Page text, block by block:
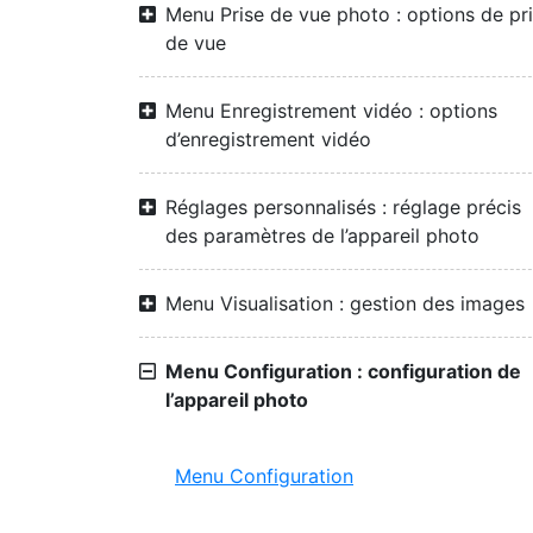
Menu Prise de vue photo : options de
de vue
Menu Enregistrement vidéo : options
d’enregistrement vidéo
Réglages personnalisés : réglage précis
des paramètres de l’appareil photo
Menu Visualisation : gestion des images
Menu Configuration : configuration de
l’appareil photo
Menu Configuration